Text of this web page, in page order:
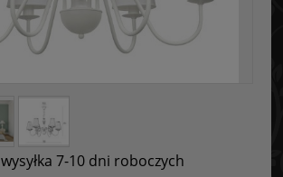
wysyłka 7-10 dni roboczych